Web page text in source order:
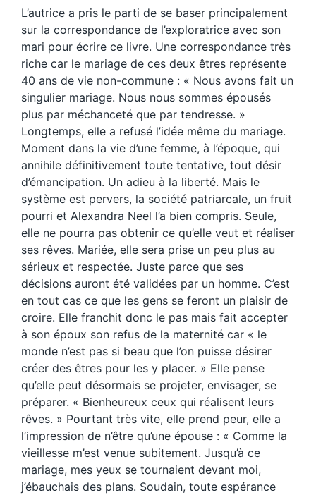
L’autrice a pris le parti de se baser principalement
sur la correspondance de l’exploratrice avec son
mari pour écrire ce livre. Une correspondance très
riche car le mariage de ces deux êtres représente
40 ans de vie non-commune : « Nous avons fait un
singulier mariage. Nous nous sommes épousés
plus par méchanceté que par tendresse. »
Longtemps, elle a refusé l’idée même du mariage.
Moment dans la vie d’une femme, à l’époque, qui
annihile définitivement toute tentative, tout désir
d’émancipation. Un adieu à la liberté. Mais le
système est pervers, la société patriarcale, un fruit
pourri et Alexandra Neel l’a bien compris. Seule,
elle ne pourra pas obtenir ce qu’elle veut et réaliser
ses rêves. Mariée, elle sera prise un peu plus au
sérieux et respectée. Juste parce que ses
décisions auront été validées par un homme. C’est
en tout cas ce que les gens se feront un plaisir de
croire. Elle franchit donc le pas mais fait accepter
à son époux son refus de la maternité car « le
monde n’est pas si beau que l’on puisse désirer
créer des êtres pour les y placer. » Elle pense
qu’elle peut désormais se projeter, envisager, se
préparer. « Bienheureux ceux qui réalisent leurs
rêves. » Pourtant très vite, elle prend peur, elle a
l’impression de n’être qu’une épouse : « Comme la
vieillesse m’est venue subitement. Jusqu’à ce
mariage, mes yeux se tournaient devant moi,
j’ébauchais des plans. Soudain, toute espérance